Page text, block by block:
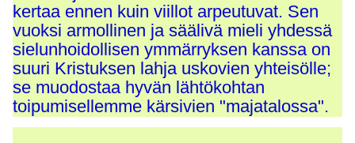
kertaa ennen kuin viillot arpeutuvat. Sen
vuoksi armollinen ja säälivä mieli yhdessä
sielunhoidollisen ymmärryksen kanssa on
suuri Kristuksen lahja uskovien yhteisölle;
se muodostaa hyvän lähtökohtan
toipumisellemme kärsivien "majatalossa".